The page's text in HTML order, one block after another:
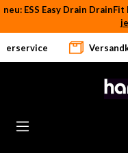
Zum Hauptinhalt